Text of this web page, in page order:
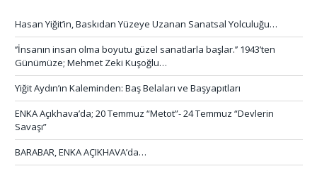
Hasan Yiğit’in, Baskıdan Yüzeye Uzanan Sanatsal Yolculuğu…
‘’İnsanın insan olma boyutu güzel sanatlarla başlar.’’ 1943’ten
Günümüze; Mehmet Zeki Kuşoğlu…
Yiğit Aydın’ın Kaleminden: Baş Belaları ve Başyapıtları
ENKA Açıkhava’da; 20 Temmuz “Metot”- 24 Temmuz “Devlerin
Savaşı”
BARABAR, ENKA AÇIKHAVA’da…